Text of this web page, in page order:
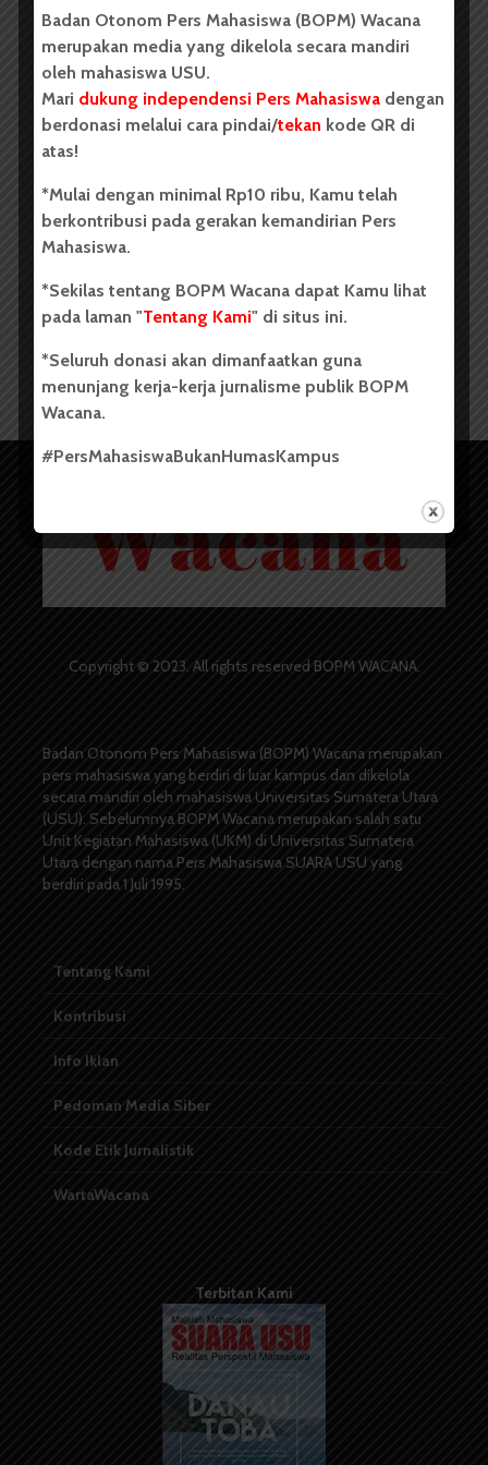
BERITA KOTA
Siallagan, Ratusan Massa...
Copyright © 2023. All rights reserved BOPM WACANA.
Badan Otonom Pers Mahasiswa (BOPM) Wacana merupakan
pers mahasiswa yang berdiri di luar kampus dan dikelola
secara mandiri oleh mahasiswa Universitas Sumatera Utara
(USU). Sebelumnya BOPM Wacana merupakan salah satu
Unit Kegiatan Mahasiswa (UKM) di Universitas Sumatera
Utara dengan nama Pers Mahasiswa SUARA USU yang
berdiri pada 1 Juli 1995.
Tentang Kami
Kontribusi
Info Iklan
Pedoman Media Siber
Kode Etik Jurnalistik
WartaWacana
Terbitan Kami
Badan Otonom Pers Mahasiswa (BOPM) Wacana
merupakan media yang dikelola secara mandiri
oleh mahasiswa USU.
Mari dukung independensi Pers Mahasiswa dengan
berdonasi melalui cara pindai/tekan kode QR di
atas!
*Mulai dengan minimal Rp10 ribu, Kamu telah
berkontribusi pada gerakan kemandirian Pers
Mahasiswa.
*Sekilas tentang BOPM Wacana dapat Kamu lihat
pada laman "Tentang Kami" di situs ini.
*Seluruh donasi akan dimanfaatkan guna
menunjang kerja-kerja jurnalisme publik BOPM
Wacana.
#PersMahasiswaBukanHumasKampus